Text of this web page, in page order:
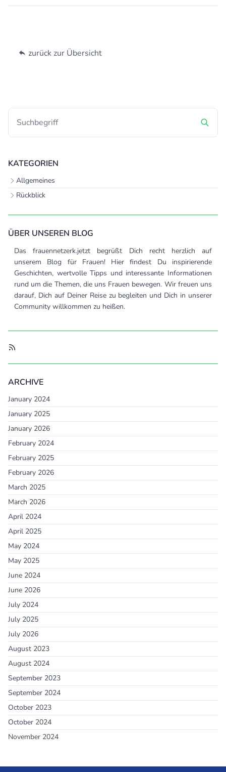
KATEGORIEN
Allgemeines
Rückblick
ÜBER UNSEREN BLOG
Das frauennetzerk.jetzt begrüßt Dich recht herzlich auf
unserem Blog für Frauen! Hier findest Du inspirierende
Geschichten, wertvolle Tipps und interessante Informationen
rund um die Themen, die uns Frauen bewegen. Wir freuen uns
darauf, Dich auf Deiner Reise zu begleiten und Dich in unserer
Community willkommen zu heißen.
ARCHIVE
January 2024
January 2025
January 2026
February 2024
February 2025
February 2026
March 2025
March 2026
April 2024
April 2025
May 2024
May 2025
June 2024
June 2026
July 2024
July 2025
July 2026
August 2023
August 2024
September 2023
September 2024
October 2023
October 2024
November 2024
zurück zur Übersicht